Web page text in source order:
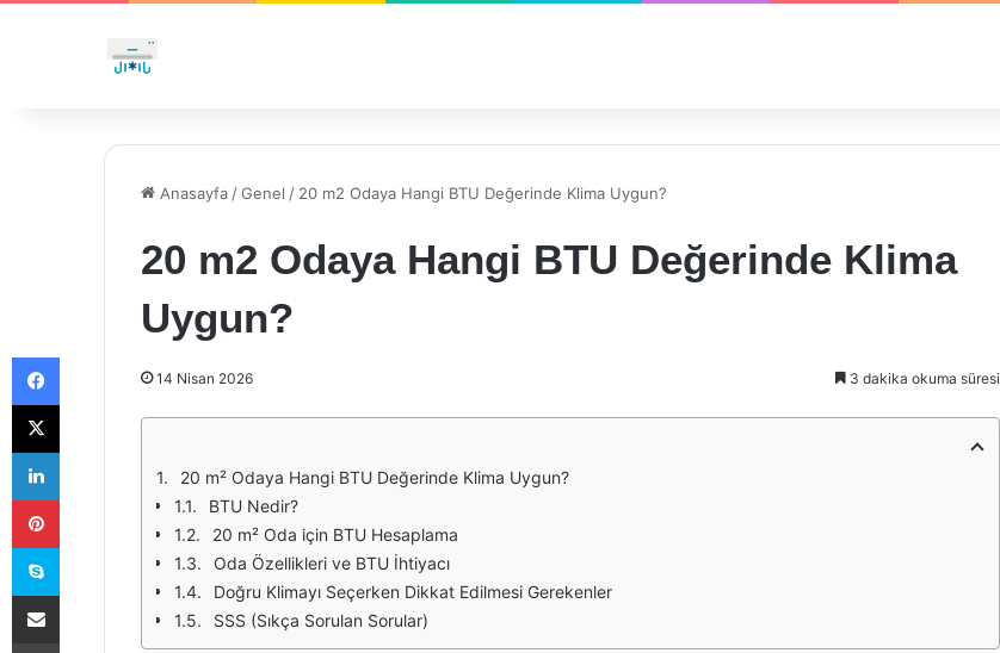
Anasayfa /Genel / 20 m2 Odaya Hangi BTU Değerinde Klima Uygun?
20 m2 Odaya Hangi BTU Değerinde Klima
Uygun?
14 Nisan 2026 3 dakika okuma süresi
20 m² Odaya Hangi BTU Değerinde Klima Uygun?
BTU Nedir?
20 m² Oda için BTU Hesaplama
Oda Özellikleri ve BTU İhtiyacı
Doğru Klimayı Seçerken Dikkat Edilmesi Gerekenler
SSS (Sıkça Sorulan Sorular)
Facebook
X
LinkedIn
Pinterest
Skype
E-Posta ile paylaş